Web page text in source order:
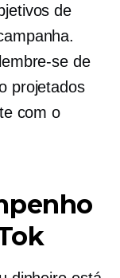
de
se de
projetados
com o